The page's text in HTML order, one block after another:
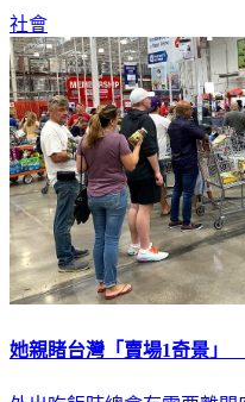
社會
她親睹台灣「賣場1奇景」